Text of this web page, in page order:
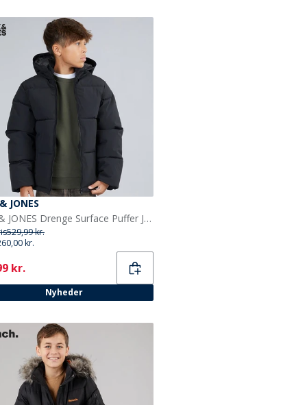
JONES
JACK & JONES Drenge Surface Puffer Jakke Sort
529,99 kr.
kr.
kr.
Nyheder